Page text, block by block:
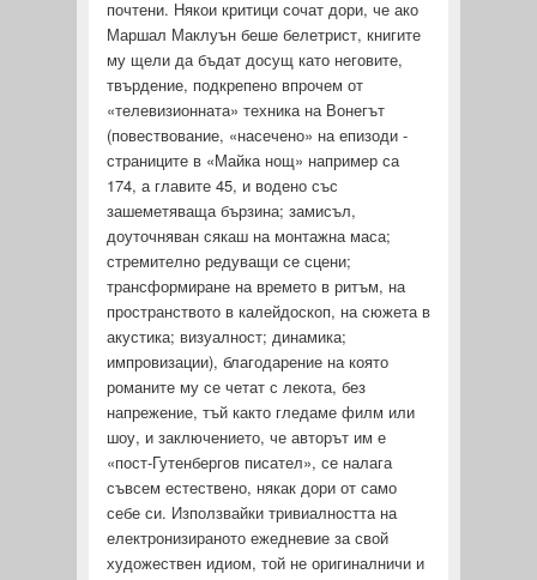
почтени. Някои критици сочат дори, че ако
Маршал Маклуън беше белетрист, книгите
му щели да бъдат досущ като неговите,
твърдение, подкрепено впрочем от
«телевизионната» техника на Вонегът
(повествование, «насечено» на епизоди -
страниците в «Майка нощ» например са
174, а главите 45, и водено със
зашеметява­ща бързина; замисъл,
доуточняван сякаш на монтажна маса;
стремително редуващи се сцени;
трансформиране на времето в ритъм, на
пространството в калейдоскоп, на сюжета в
акустика; визуалност; динамика;
импровизации), благодарение на която
романите му се четат с лекота, без
напрежение, тъй както гледаме филм или
шоу, и заключението, че авторът им е
«пост-Гутенбергов писател», се налага
съвсем естествено, ня­как дори от само
себе си. Използвайки тривиалността на
електронизираното ежедневие за свой
художествен идиом, той не оригиналничи и